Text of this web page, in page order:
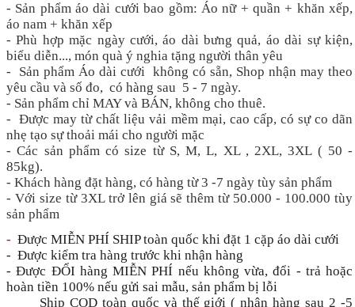
- Sản phẩm áo dài cưới bao gồm: Áo nữ + quần + khăn xếp,
áo nam + khăn xếp
- Phù hợp mặc ngày cưới, áo dài bưng quả, áo dài sự kiện,
biểu diễn..., món quà ý nghia tặng người thân yêu
- Sản phẩm Áo dài cưới không có sẵn, Shop nhận may theo
yêu cầu và số đo, có hàng sau 5 - 7 ngày.
- Sản phẩm chỉ MAY và BÁN, không cho thuê.
- Được may từ chất liệu vải mềm mại, cao cấp, có sự co dãn
nhẹ tạo sự thoải mái cho người mặc
- Các sản phẩm có size từ S, M, L, XL , 2XL, 3XL ( 50 -
85kg).
- Khách hàng đặt hàng, có hàng từ 3 -7 ngày tùy sản phẩm
- Với size từ 3XL trở lên giá sẽ thêm từ 50.000 - 100.000 tùy
sản phẩm
- Được MIỄN PHÍ SHIP toàn quốc khi đặt 1 cặp áo dài cưới
- Được kiểm tra hàng trước khi nhận hàng
- Được ĐỔI hàng MIỄN PHÍ nếu không vừa, đổi - trả hoặc
hoàn tiền 100% nếu gửi sai mẫu, sản phẩm bị lỗi
Ship COD toàn quốc và thế giới ( nhận hàng sau 2 -5